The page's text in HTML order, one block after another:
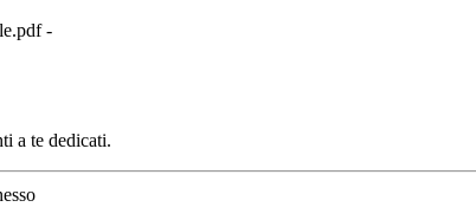
-
a te dedicati.